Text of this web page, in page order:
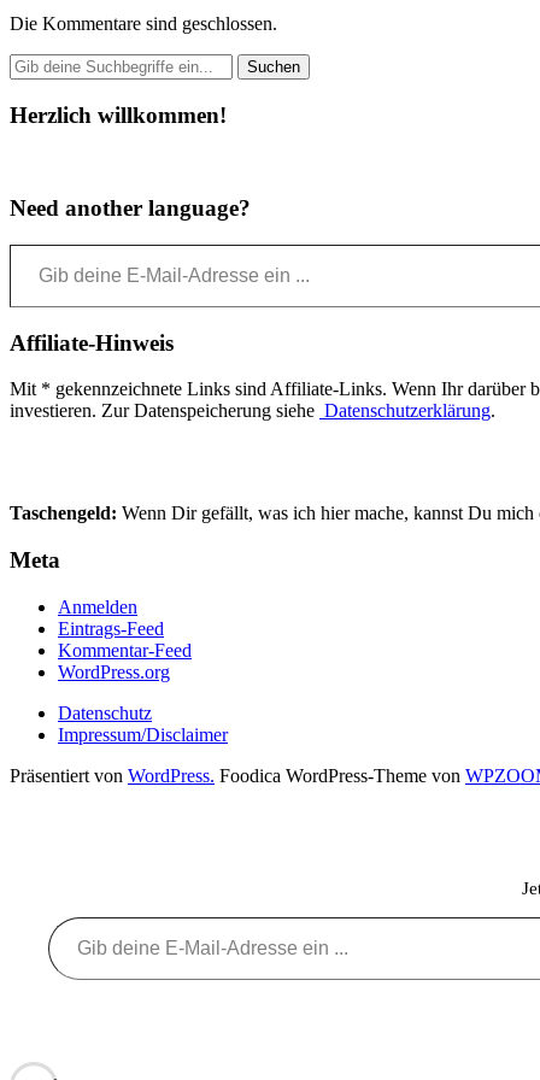
Die Kommentare sind geschlossen.
Herzlich willkommen!
Need another language?
Gib deine E-Mail-Adresse ein ...
Affiliate-Hinweis
Mit * gekennzeichnete Links sind Affiliate-Links. Wenn Ihr darüber
investieren. Zur Datenspeicherung siehe Datenschutzerklärung.
Taschengeld: Wenn Dir gefällt, was ich hier mache, kannst Du
Meta
Anmelden
Eintrags-Feed
Kommentar-Feed
WordPress.org
Datenschutz
Impressum/Disclaimer
Präsentiert von WordPress. Foodica WordPress-Theme von
Gib deine E-Mail-Adresse ein ...